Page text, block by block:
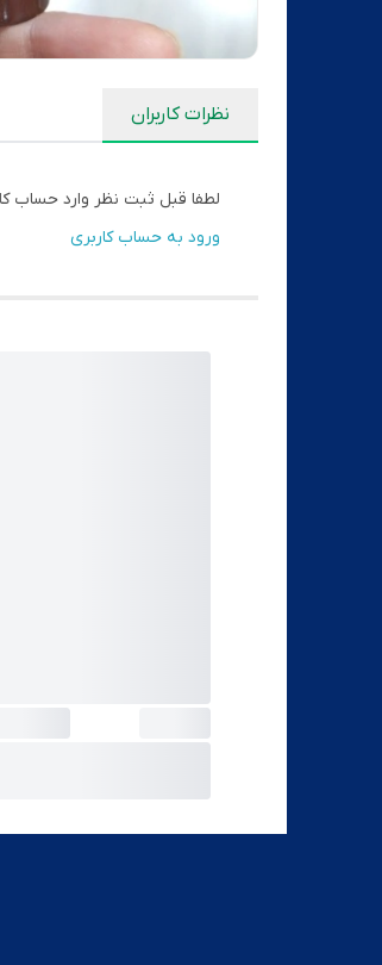
نظرات کاربران
لطفا قبل ثبت نظر وارد حساب
ورود به حساب کاربری